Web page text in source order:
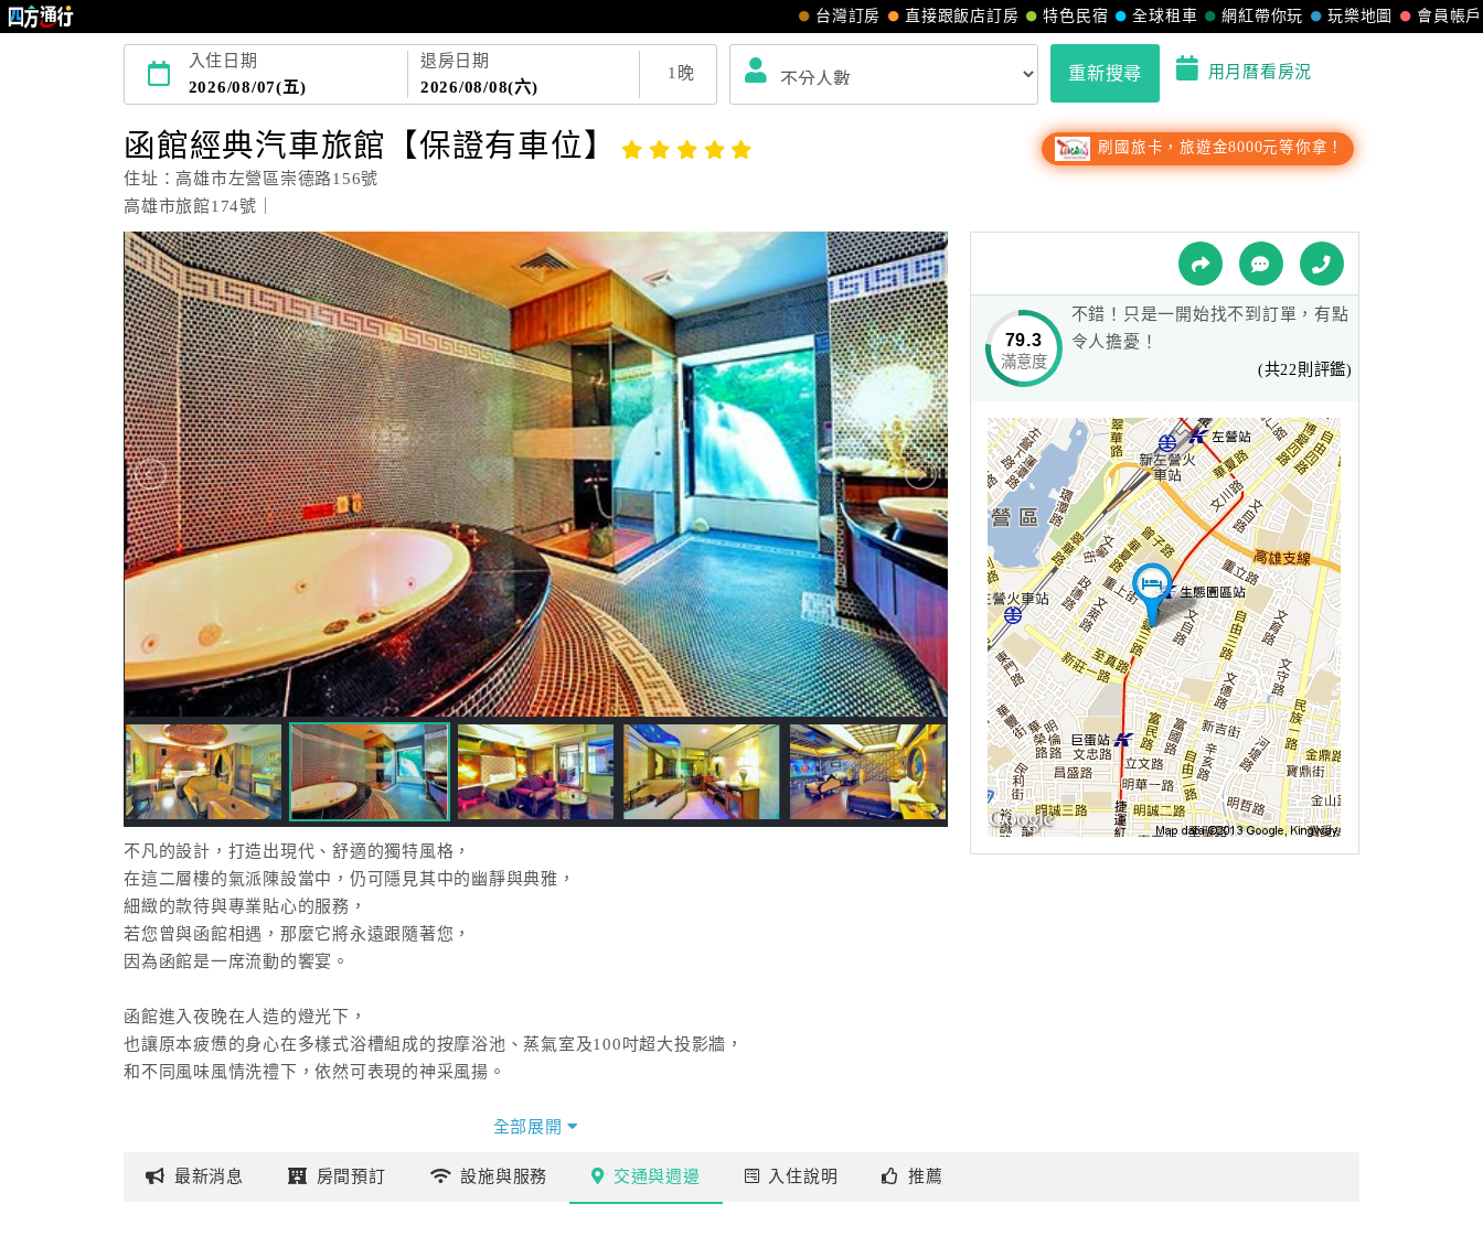
會員帳戶
玩樂地圖
網紅帶你玩
全球租車
特色民宿
直接跟飯店訂房
台灣訂房
入住日期
2026/08/07(五)
退房日期
2026/08/08(六)
1 晚 重新搜尋 用月曆看房況
函館經典汽車旅館【保證有車位】
住址：高雄市左營區崇德路156號
高雄市旅館174號｜
刷國旅卡，旅遊金8000元等你拿！
不凡的設計，打造出現代、舒適的獨特風格，
在這二層樓的氣派陳設當中，仍可隱見其中的幽靜與典雅，
細緻的款待與專業貼心的服務，
若您曾與函館相遇，那麼它將永遠跟隨著您，
因為函館是一席流動的饗宴。
函館進入夜晚在人造的燈光下，
也讓原本疲憊的身心在多樣式浴槽組成的按摩浴池、蒸氣室及100吋超大投影牆，
和不同風味風情洗禮下，依然可表現的神采風揚。
除了精心打造一個優質安全的休憩環境外，函館首重個人隱私的空間，
私密且便利的設計使您倍受尊重。
全部展開
79.3
滿意度
不錯！只是一開始找不到訂單，有點
令人擔憂！
(共22則評鑑)
最新消息 房間預訂 設施與服務 交通與週邊 入住說明 推薦